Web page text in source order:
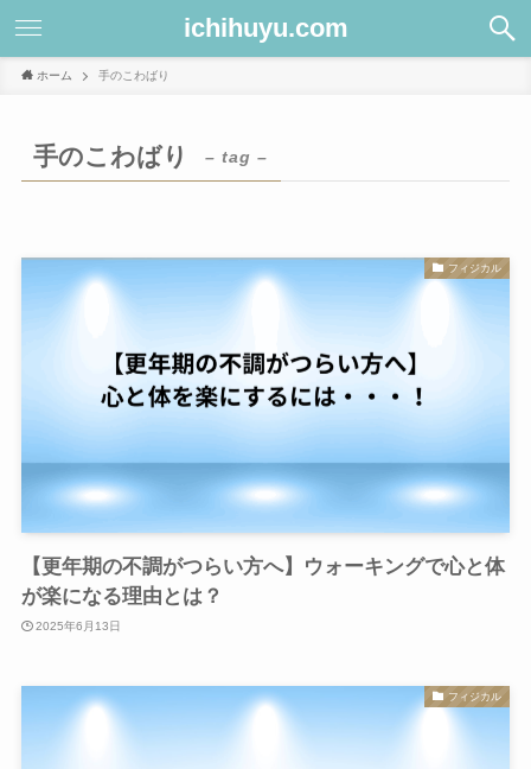
ichihuyu.com
ホーム 手のこわばり
手のこわばり – tag –
フィジカル
【更年期の不調がつらい方へ】ウォーキングで心と体
が楽になる理由とは？
2025年6月13日
フィジカル